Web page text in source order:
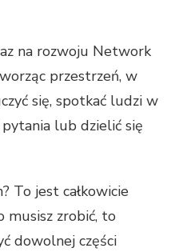
na rozwoju Network
przestrzeń, w
się, spotkać ludzi w
lub dzielić się
To jest całkowicie
musisz zrobić, to
dowolnej części